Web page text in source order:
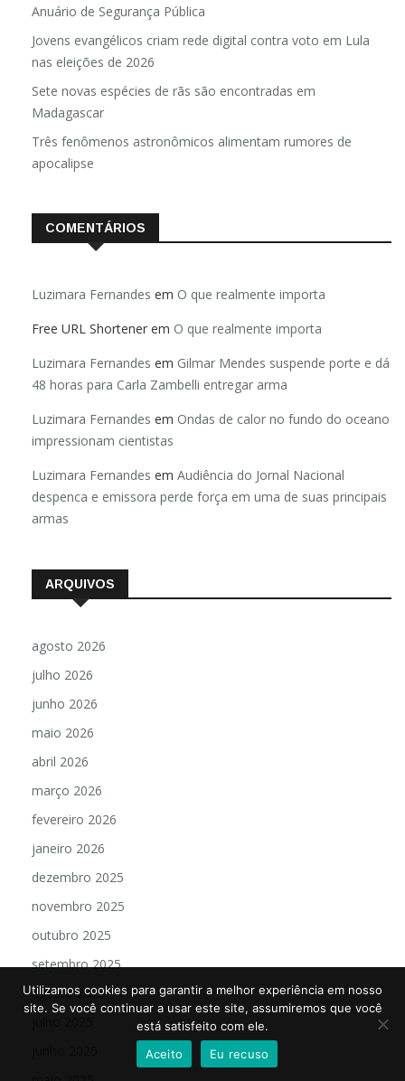
Anuário de Segurança Pública
Jovens evangélicos criam rede digital contra voto em Lula
nas eleições de 2026
Sete novas espécies de rãs são encontradas em
Madagascar
Três fenômenos astronômicos alimentam rumores de
apocalipse
COMENTÁRIOS
Luzimara Fernandes em O que realmente importa
Free URL Shortener em O que realmente importa
Luzimara Fernandes em Gilmar Mendes suspende porte e dá
48 horas para Carla Zambelli entregar arma
Luzimara Fernandes em Ondas de calor no fundo do oceano
impressionam cientistas
Luzimara Fernandes em Audiência do Jornal Nacional
despenca e emissora perde força em uma de suas principais
armas
ARQUIVOS
agosto 2026
julho 2026
junho 2026
maio 2026
abril 2026
março 2026
fevereiro 2026
janeiro 2026
dezembro 2025
novembro 2025
outubro 2025
setembro 2025
agosto 2025
Utilizamos cookies para garantir a melhor experiência em nosso
site. Se você continuar a usar este site, assumiremos que você
está satisfeito com ele.
Aceito
Eu recuso